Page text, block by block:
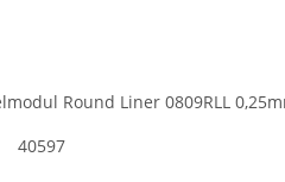
Round Liner 0809RLL
40597